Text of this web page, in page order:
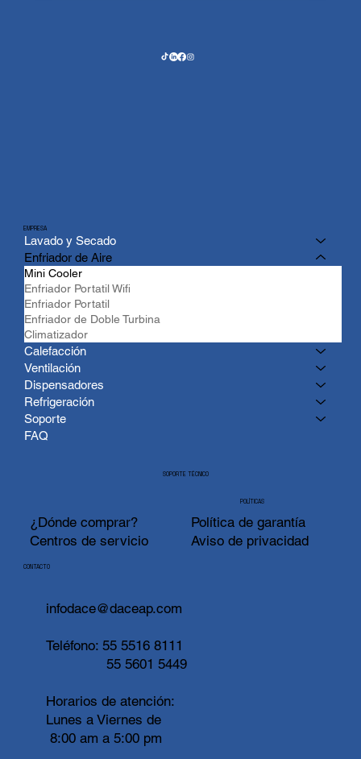
EMPRESA
Lavado y Secado
Enfriador de Aire
Mini Cooler
Enfriador Portatil Wifi
Enfriador Portatil
Enfriador de Doble Turbina
Climatizador
Calefacción
Ventilación
Dispensadores
Refrigeración
Soporte
FAQ
SOPORTE TÉCNICO
¿Dónde comprar?
Centros de servicio
POLÍTICAS
Política de garantía
Aviso de privacidad
infodace@daceap.com
Teléfono:55 5516 8111
55 5601 5449
Horarios de atención:
Lunes a Viernes de
8:00 am a 5:00 pm
CONTACTO